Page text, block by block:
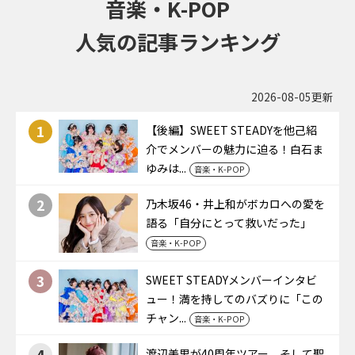
音楽・K-POP
人気の記事ランキング
2026-08-05更新
1
【後編】SWEET STEADYを他己紹
介でメンバーの魅力に迫る！白石ま
ゆみは...
音楽・K-POP
2
乃木坂46・井上和がボカロへの愛を
語る「自分にとって救いだった」
音楽・K-POP
3
SWEET STEADYメンバーインタビ
ュー！満を持してのバズりに「この
チャン...
音楽・K-POP